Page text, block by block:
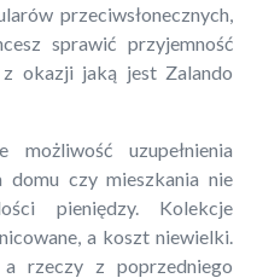
przeciwsłonecznych,
sprawić przyjemność
okazji jaką jest Zalando
uzupełnienia
domu czy mieszkania nie
pieniędzy. Kolekcje
a koszt niewielki.
rzeczy z poprzedniego